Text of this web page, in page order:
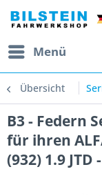
Menü
Übersicht
B3 - Federn
für ihren
(932) 1.9 JTD